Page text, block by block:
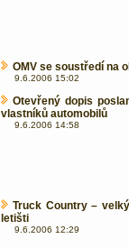
OMV se soustředí na
9.6.2006 15:02
Otevřený dopis
vlastníků automobilů
9.6.2006 14:58
Truck Country –
letišti
9.6.2006 12:29